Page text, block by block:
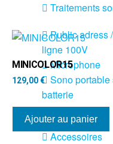
Traitements
Public adress /
ligne 100V
Microphone
Sono portable
batterie
Espace DJ
Accessoires
MINICOLOR15
129,00 €
Ajouter au panier